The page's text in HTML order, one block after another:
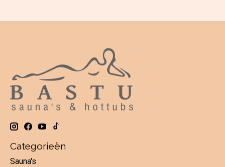
Categorieën
Sauna's